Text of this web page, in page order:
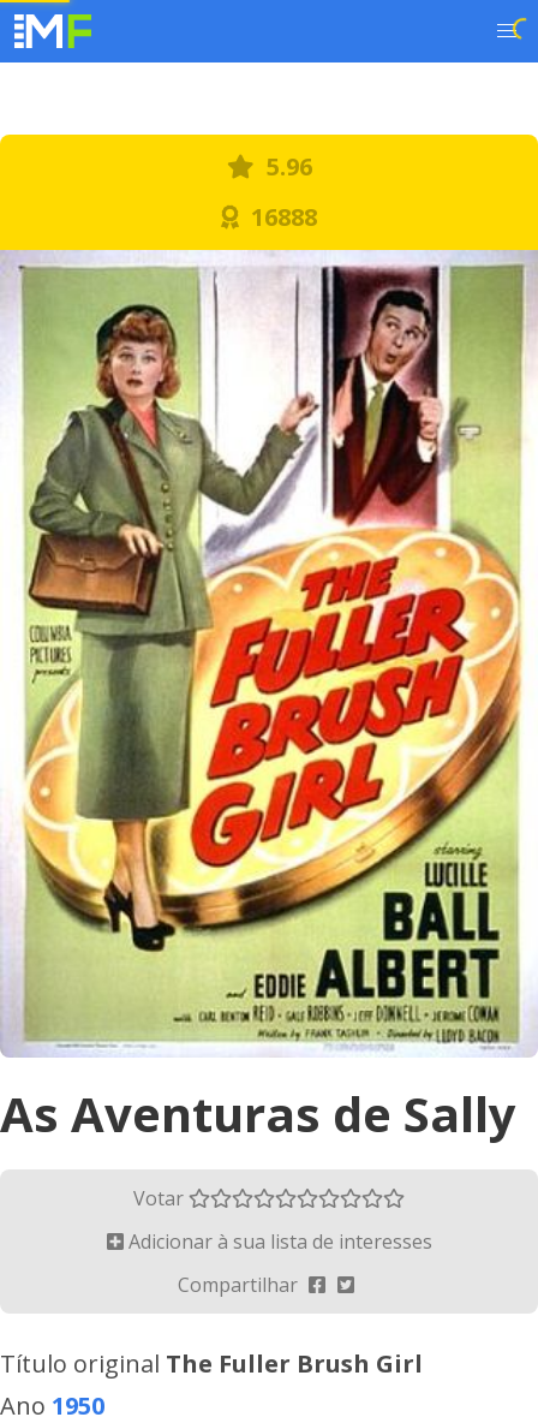
5.96
16888
As Aventuras de Sally
Votar
Adicionar à sua lista de interesses
Compartilhar
Título original The Fuller Brush Girl
Ano 1950